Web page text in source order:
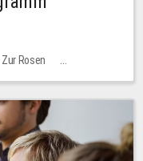
Rosen